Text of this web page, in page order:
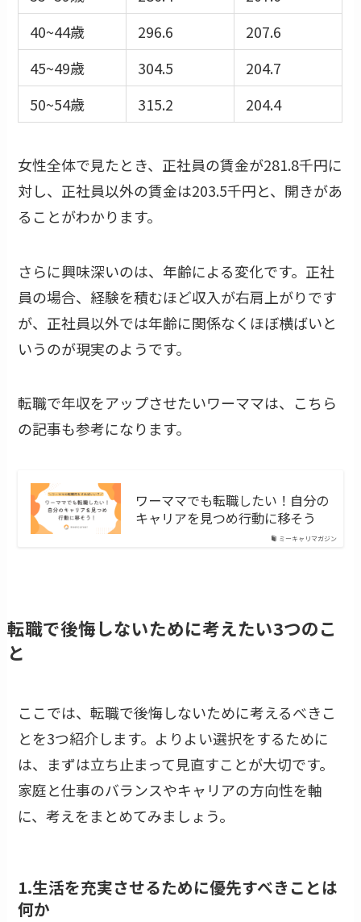
40~44歳
296.6
207.6
45~49歳
304.5
204.7
50~54歳
315.2 204.4
女性全体で見たとき、正社員の賃金が281.8千円に
対し、正社員以外の賃金は203.5千円と、開きがあ
ることがわかります。
さらに興味深いのは、年齢による変化です。正社
員の場合、経験を積むほど収入が右肩上がりです
が、正社員以外では年齢に関係なくほぼ横ばいと
いうのが現実のようです。
転職で年収をアップさせたいワーママは、こちら
の記事も参考になります。
ミーキャリマガジン
ワーママでも転職したい！自分の
キャリアを見つめ行動に移そう
転職で後悔しないために考えたい3つのこ
と
ここでは、転職で後悔しないために考えるべきこ
とを3つ紹介します。よりよい選択をするために
は、まずは立ち止まって見直すことが大切です。
家庭と仕事のバランスやキャリアの方向性を軸
に、考えをまとめてみましょう。
1.生活を充実させるために優先すべきことは
何か